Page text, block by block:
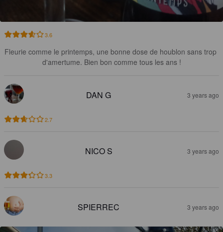
3.6
Fleurie comme le printemps, une bonne dose de houblon sans trop
d'amertume. Bien bon comme tous les ans !
DAN G 3 years ago
2.7
NICO S 3 years ago
3.3
SPIERREC 3 years ago